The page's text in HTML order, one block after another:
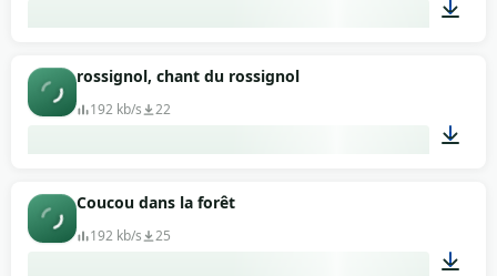
rossignol, chant du rossignol
192 kb/s 22
Coucou dans la forêt
192 kb/s 25